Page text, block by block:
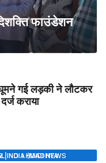
फाउंडेशन
गई लड़की ने लौटकर
कराया